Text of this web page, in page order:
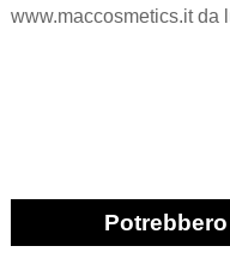
www.maccosmetics.it da